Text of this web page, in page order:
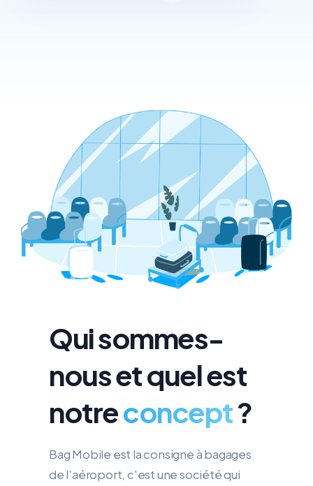
Qui sommes-
nous et quel est
notreconcept?
Bag Mobile est la consigne à bagages
de l'aéroport, c'est une société qui